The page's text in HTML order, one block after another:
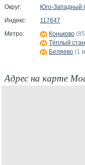
Округ:
Юго-
Индекс:
117647
Метро:
Коньково
Тёплый стан
Беляево (1
Адрес на карте